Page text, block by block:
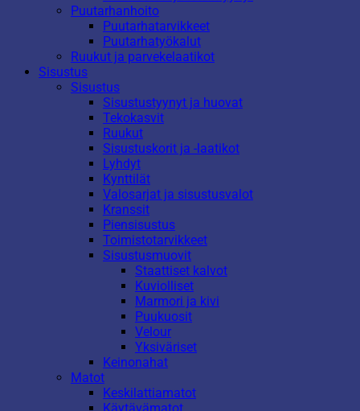
Puutarhanhoito
Puutarhatarvikkeet
Puutarhatyökalut
Ruukut ja parvekelaatikot
Sisustus
Sisustus
Sisustustyynyt ja huovat
Tekokasvit
Ruukut
Sisustuskorit ja -laatikot
Lyhdyt
Kynttilät
Valosarjat ja sisustusvalot
Kranssit
Piensisustus
Toimistotarvikkeet
Sisustusmuovit
Staattiset kalvot
Kuviolliset
Marmori ja kivi
Puukuosit
Velour
Yksiväriset
Keinonahat
Matot
Keskilattiamatot
Käytävämatot